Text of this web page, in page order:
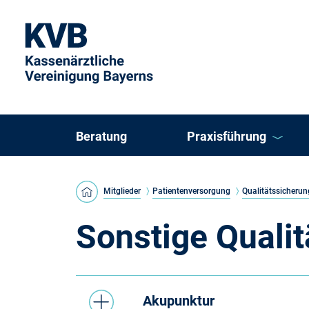
Beratung Praxisführung
Einzelpraxis oder
Mitglieder Patientenversorgung
Sonstige
Akupunktur